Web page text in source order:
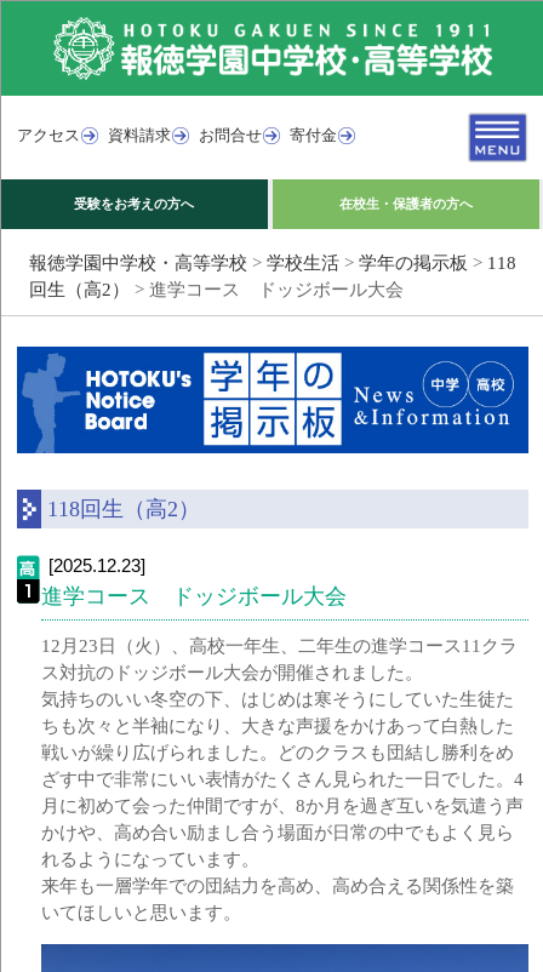
アクセス 資料請求 お問合せ 寄付金
受験をお考えの方へ 在校生・保護者の方へ
報徳学園中学校・高等学校 > 学校生活> 学年の掲示板 > 118
回生（高2）
> 進学コース ドッジボール大会
118回生（高2）
[2025.12.23]
進学コース ドッジボール大会
12月23日（火）、高校一年生、二年生の進学コース11クラ
ス対抗のドッジボール大会が開催されました。
気持ちのいい冬空の下、はじめは寒そうにしていた生徒た
ちも次々と半袖になり、大きな声援をかけあって白熱した
戦いが繰り広げられました。どのクラスも団結し勝利をめ
ざす中で非常にいい表情がたくさん見られた一日でした。4
月に初めて会った仲間ですが、8か月を過ぎ互いを気遣う声
かけや、高め合い励まし合う場面が日常の中でもよく見ら
れるようになっています。
来年も一層学年での団結力を高め、高め合える関係性を築
いてほしいと思います。